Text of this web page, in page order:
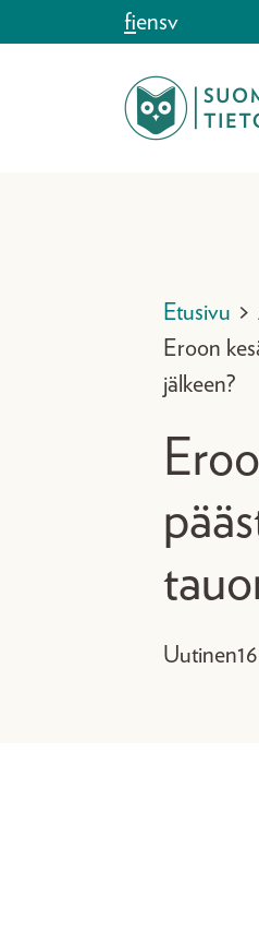
Siirry sisältöönfiensv
Etusivu >
Eroon
jälkeen?
Uutinen